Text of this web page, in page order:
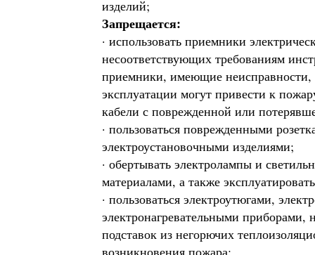
изделий;
Запрещается:
· использовать приемники
несоответствующих требованиям
приемники, имеющие неисправности,
эксплуатации могут привести к
кабели с поврежденной или
· пользоваться поврежденными
электроустановочными изделиями;
· обертывать электролампы и
материалами, а также
· пользоваться электроутюгами,
электронагревательными
подставок из негорючих
возникновения пожара;